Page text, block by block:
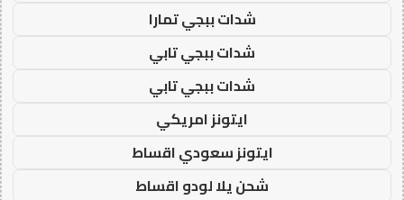
شدات ببجي تمارا
شدات ببجي تابي
شدات ببجي تابي
ايتونز امريكي
ايتونز سعودي اقساط
شحن يلا لودو اقساط